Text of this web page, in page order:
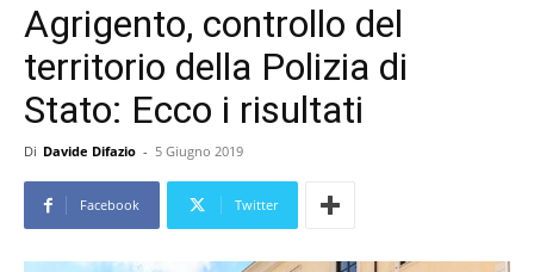
Agrigento, controllo del
territorio della Polizia di
Stato: Ecco i risultati
Di Davide Difazio - 5 Giugno 2019
Facebook Twitter